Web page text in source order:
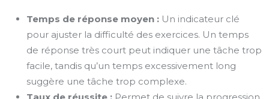
Temps de réponse moyen : Un indicateur clé
pour ajuster la difficulté des exercices. Un temps
de réponse très court peut indiquer une tâche trop
facile, tandis qu’un temps excessivement long
suggère une tâche trop complexe.